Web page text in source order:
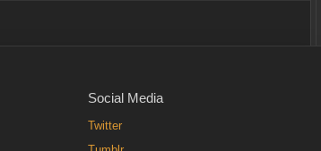
Social Media
Twitter